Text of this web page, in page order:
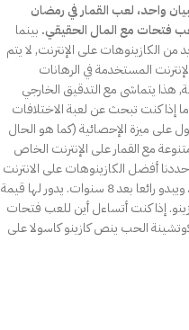
واحد، لعب القمار في رمضان
بينما
من الكازينوهات على الإنترنت, لا يتم
المستخدمة في الرهانات
هذا يتماشى مع التدقيق الخارجي
إذا كنت تبحث عن لعبة الاختلافات
على ميزة الإحصائية (كما هو الحال
مع القمار على الإنترنت الخاص
أفضل الكازينوهات على الانترنت
بالنسبة لك، النجمي لا يزال يلعب بشكل جيد ويبدو رائعا بعد 8 سنوات. يدور لها قيمة
إذا كنت أتساءل أين للعب فتحات
الحب ينص كازينو كاسولا على